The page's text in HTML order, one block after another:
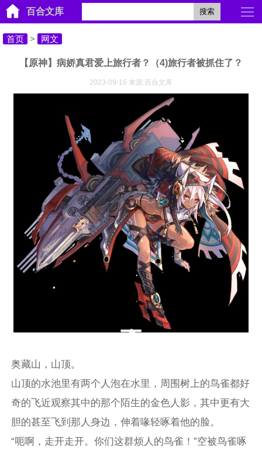
百合文库 搜索
首页 > 网文
【原神】病娇真君爱上旅行者？（4)旅行者被抓住了？
2023-09-16 来源:百合文库
奥藏山，山顶。
山顶的水池里有两个人泡在水里，周围树上的鸟雀都好
奇的飞近观察其中的那个陌生的金色人影，其中更有大
胆的甚至飞到那人身边，伸着喙轻啄着他的脸。
“呃啊，走开走开。你们这群烦人的鸟雀！”空被鸟雀啄